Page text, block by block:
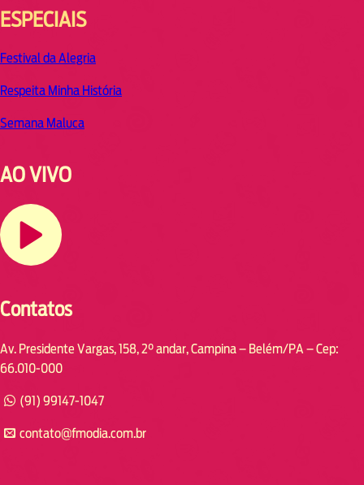
ESPECIAIS
Festival da Alegria
Respeita Minha História
Semana Maluca
AO VIVO
Contatos
Av. Presidente Vargas, 158, 2° andar, Campina – Belém/PA – Cep:
66.010-000
(91) 99147-1047
contato@fmodia.com.br